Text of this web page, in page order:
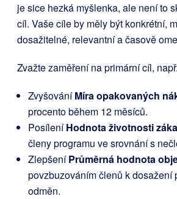
je sice hezká myšlenka, ale není to
cíl. Vaše cíle by měly být konkrétní,
dosažitelné, relevantní a časově
Zvažte zaměření na primární cíl,
ZvyšováníMíra opakovaných
procento během 12 měsíců.
PosíleníHodnota životnosti
členy programu ve srovnání s
ZlepšeníPrůměrná hodnota
povzbuzováním členů k dosažení
odměn.